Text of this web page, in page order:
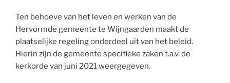
Ten behoeve van het leven en werken van de
Hervormde gemeente te Wijngaarden maakt de
plaatselijke regeling onderdeel uit van het beleid.
Hierin zijn de gemeente specifieke zaken t.a.v. de
kerkorde van juni 2021 weergegeven.